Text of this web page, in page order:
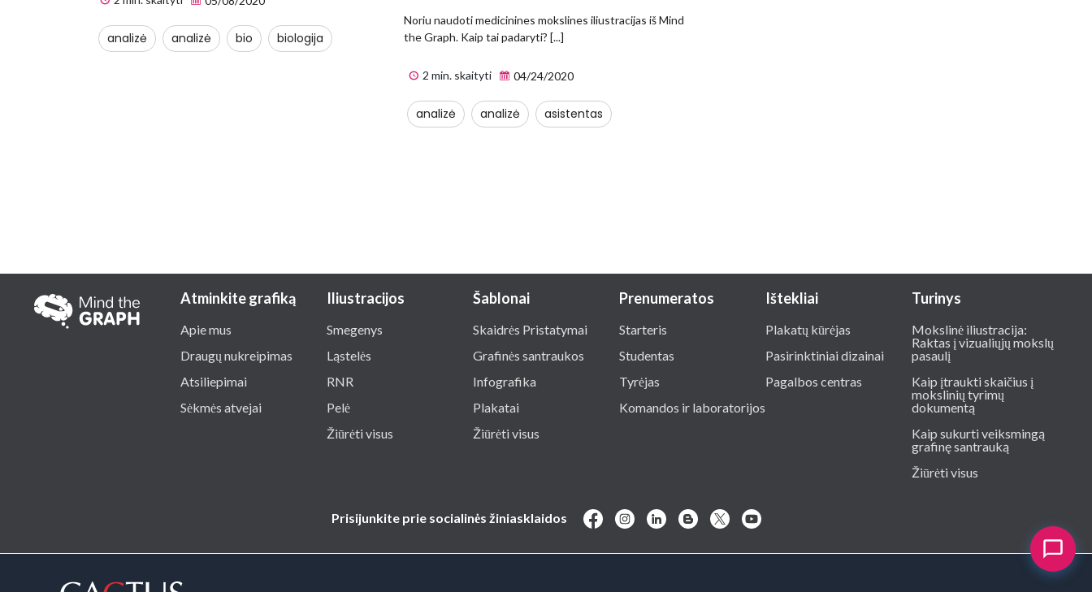
analizė analizė bio biologija
Noriu naudoti medicinines mokslines iliustracijas iš Mind
the Graph. Kaip tai padaryti? [...]
2 min. skaityti 04/24/2020
analizė analizė asistentas
Atminkite grafiką
Apie mus
Draugų nukreipimas
Atsiliepimai
Sėkmės atvejai
Iliustracijos
Smegenys
Ląstelės
RNR
Pelė
Žiūrėti visus
Šablonai
Skaidrės Pristatymai
Grafinės santraukos
Infografika
Plakatai
Žiūrėti visus
Prenumeratos
Starteris
Studentas
Tyrėjas
Komandos ir laboratorijos
Ištekliai
Plakatų kūrėjas
Pasirinktiniai dizainai
Pagalbos centras
Turinys
Mokslinė iliustracija:
Raktas į vizualiųjų mokslų
pasaulį
Kaip įtraukti skaičius į
mokslinių tyrimų
dokumentą
Kaip sukurti veiksmingą
grafinę santrauką
Žiūrėti visus
Prisijunkite prie socialinės žiniasklaidos